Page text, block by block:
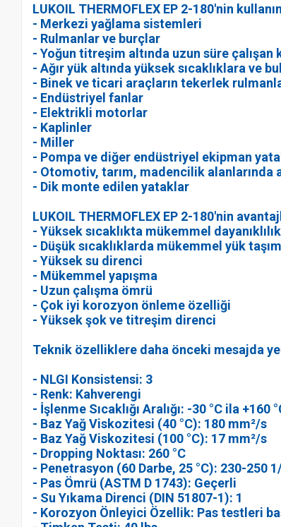
LUKOIL THERMOFLEX ЕР 2-180'nin
- Merkezi yağlama sistemleri
- Rulmanlar ve burçlar
- Yoğun titreşim altında uzun süre çalışan
- Ağır yük altında yüksek sıcaklıklara ve
- Binek ve ticari araçların tekerlek
- Endüstriyel fanlar
- Elektrikli motorlar
- Kaplinler
- Miller
- Pompa ve diğer endüstriyel ekipman
- Otomotiv, tarım, madencilik alanlarında
- Dik monte edilen yataklar
LUKOIL THERMOFLEX ЕР 2-180'nin
- Yüksek sıcaklıkta mükemmel dayanıklılık
- Düşük sıcaklıklarda mükemmel yük
- Yüksek su direnci
- Mükemmel yapışma
- Uzun çalışma ömrü
- Çok iyi korozyon önleme özelliği
- Yüksek şok ve titreşim direnci
Teknik özelliklere daha önceki mesajda
- NLGI Konsistensi: 3
- Renk: Kahverengi
- İşlenme Sıcaklığı Aralığı: -30 °C ila +160
- Baz Yağ Viskozitesi (40 °C): 180 mm²/s
- Baz Yağ Viskozitesi (100 °C): 17 mm²/s
- Dropping Noktası: 260 °C
- Penetrasyon (60 Darbe, 25 °C): 230-250
- Pas Ömrü (ASTM D 1743): Geçerli
- Su Yıkama Direnci (DIN 51807-1): 1
- Korozyon Önleyici Özellik: Pas testleri